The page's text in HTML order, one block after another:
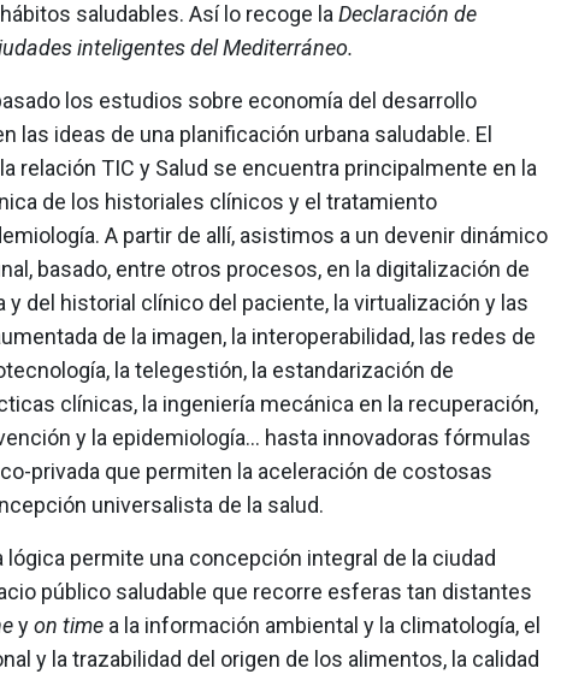
saludables. Así lo recoge la Declaración de
inteligentes del Mediterráneo.
los estudios sobre economía del desarrollo
las ideas de una planificación urbana saludable. El
relación TIC y Salud se encuentra principalmente en la
de los historiales clínicos y el tratamiento
A partir de allí, asistimos a un devenir dinámico
basado, entre otros procesos, en la digitalización de
y del historial clínico del paciente, la virtualización y las
de la imagen, la interoperabilidad, las redes de
la telegestión, la estandarización de
clínicas, la ingeniería mecánica en la recuperación,
y la epidemiología… hasta innovadoras fórmulas
privada que permiten la aceleración de costosas
universalista de la salud.
lógica permite una concepción integral de la ciudad
público saludable que recorre esferas tan distantes
yon timea la información ambiental y la climatología, el
y la trazabilidad del origen de los alimentos, la calidad